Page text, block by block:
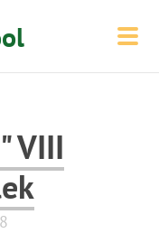
VIII